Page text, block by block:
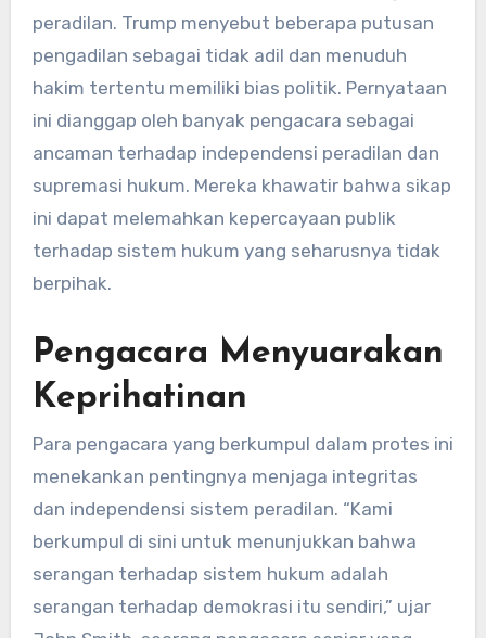
peradilan. Trump menyebut beberapa putusan
pengadilan sebagai tidak adil dan menuduh
hakim tertentu memiliki bias politik. Pernyataan
ini dianggap oleh banyak pengacara sebagai
ancaman terhadap independensi peradilan dan
supremasi hukum. Mereka khawatir bahwa sikap
ini dapat melemahkan kepercayaan publik
terhadap sistem hukum yang seharusnya tidak
berpihak.
Pengacara Menyuarakan
Keprihatinan
Para pengacara yang berkumpul dalam protes ini
menekankan pentingnya menjaga integritas
dan independensi sistem peradilan. “Kami
berkumpul di sini untuk menunjukkan bahwa
serangan terhadap sistem hukum adalah
serangan terhadap demokrasi itu sendiri,” ujar